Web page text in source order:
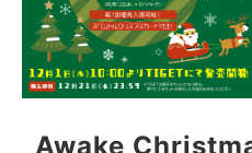
Awake